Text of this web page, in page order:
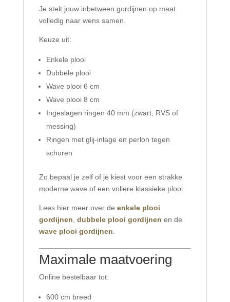
Je stelt jouw inbetween gordijnen op maat
volledig naar wens samen.
Keuze uit:
Enkele plooi
Dubbele plooi
Wave plooi 6 cm
Wave plooi 8 cm
Ingeslagen ringen 40 mm (zwart, RVS of
messing)
Ringen met glij-inlage en perlon tegen
schuren
Zo bepaal je zelf of je kiest voor een strakke
moderne wave of een vollere klassieke plooi.
Lees hier meer over de enkele plooi
gordijnen, dubbele plooi gordijnen en de
wave plooi gordijnen.
Maximale maatvoering
Online bestelbaar tot:
600 cm breed